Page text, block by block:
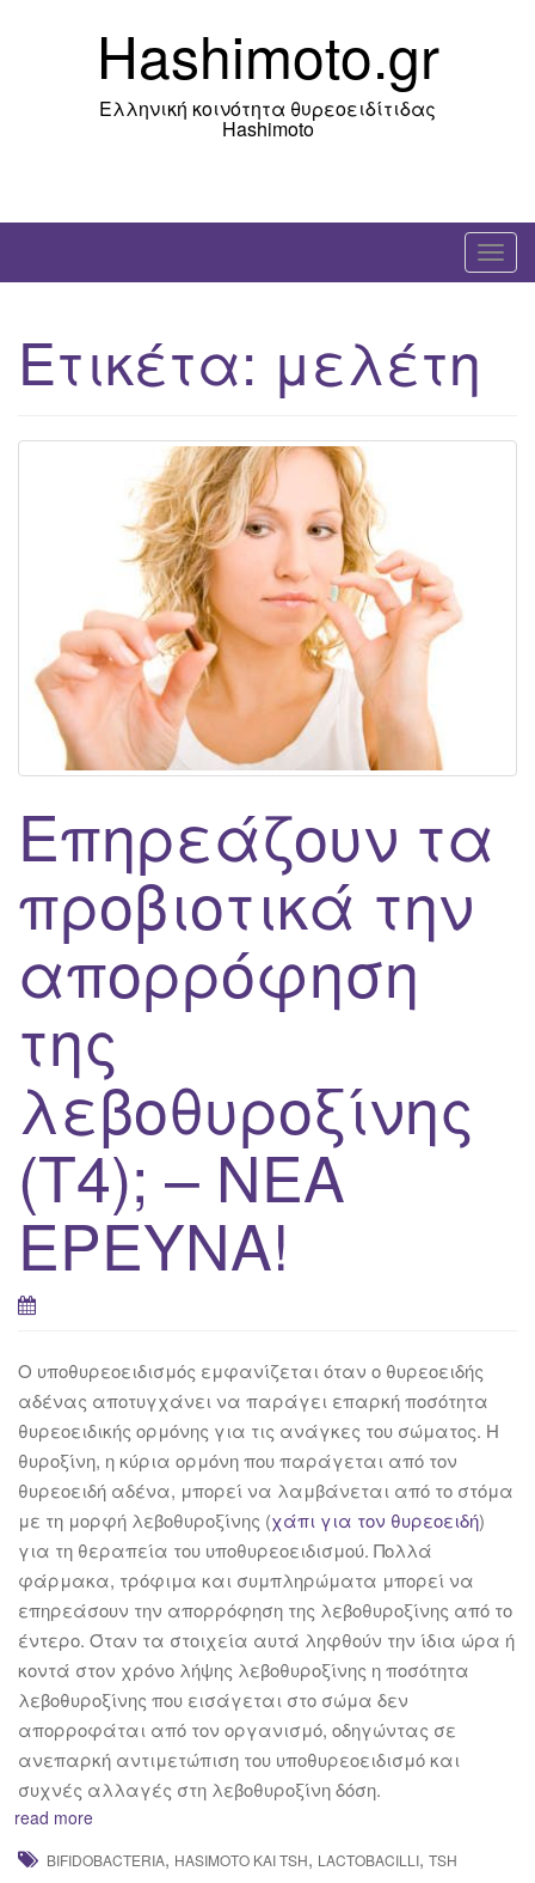
Hashimoto.gr
Ελληνική κοινότητα θυρεοειδίτιδας
Hashimoto
T
o
n
Ετικέτα: μελέτη
Επηρεάζουν τα
προβιοτικά την
απορρόφηση
της
λεβοθυροξίνης
(Τ4); – ΝΕΑ
ΕΡΕΥΝΑ!
Ο υποθυρεοειδισμός εμφανίζεται όταν ο θυρεοειδής
αδένας αποτυγχάνει να παράγει επαρκή ποσότητα
θυρεοειδικής ορμόνης για τις ανάγκες του σώματος. Η
θυροξίνη, η κύρια ορμόνη που παράγεται από τον
θυρεοειδή αδένα, μπορεί να λαμβάνεται από το στόμα
με τη μορφή λεβοθυροξίνης (χάπι για τον θυρεοειδή)
για τη θεραπεία του υποθυρεοειδισμού. Πολλά
φάρμακα, τρόφιμα και συμπληρώματα μπορεί να
επηρεάσουν την απορρόφηση της λεβοθυροξίνης από το
έντερο. Όταν τα στοιχεία αυτά ληφθούν την ίδια ώρα ή
κοντά στον χρόνο λήψης λεβοθυροξίνης η ποσότητα
λεβοθυροξίνης που εισάγεται στο σώμα δεν
απορροφάται από τον οργανισμό, οδηγώντας σε
ανεπαρκή αντιμετώπιση του υποθυρεοειδισμό και
συχνές αλλαγές στη λεβοθυροξίνη δόση.
read more
BIFIDOBACTERIA, HASIMOTO ΚΑΙ TSH, LACTOBACILLI, TSH